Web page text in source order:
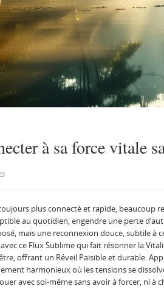
à sa force vitale
plus connecté et rapide, beaucoup
au quotidien, engendre une perte
mais une reconnexion douce, subtile à
ce Flux Sublime qui fait résonner la
offrant un Réveil Paisible et durable.
harmonieux où les tensions se
avec soi-même sans avoir à forcer, ni à